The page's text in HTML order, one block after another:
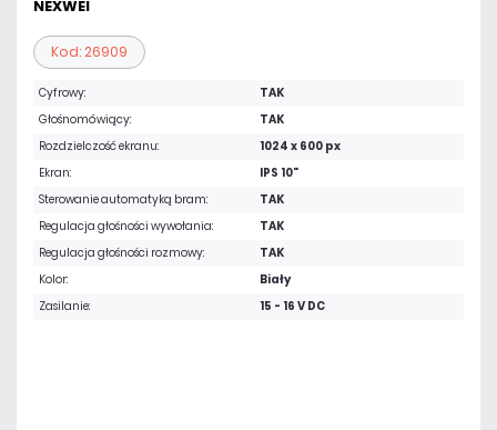
NEXWEI
Kod: 26909
Cyfrowy:
TAK
Głośnomówiący:
TAK
Rozdzielczość ekranu:
1024 x 600 px
Ekran:
IPS 10"
Sterowanie automatyką bram:
TAK
Regulacja głośności wywołania:
TAK
Regulacja głośności rozmowy:
TAK
Kolor:
Biały
Zasilanie:
15 - 16 V DC